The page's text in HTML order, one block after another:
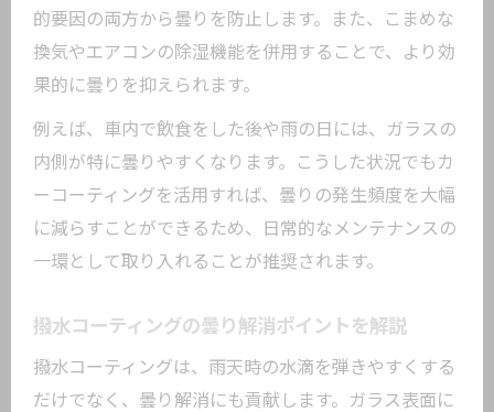
的要因の両方から曇りを防止します。また、こまめな
換気やエアコンの除湿機能を併用することで、より効
果的に曇りを抑えられます。
例えば、車内で飲食をした後や雨の日には、ガラスの
内側が特に曇りやすくなります。こうした状況でもカ
ーコーティングを活用すれば、曇りの発生頻度を大幅
に減らすことができるため、日常的なメンテナンスの
一環として取り入れることが推奨されます。
撥水コーティングの曇り解消ポイントを解説
撥水コーティングは、雨天時の水滴を弾きやすくする
だけでなく、曇り解消にも貢献します。ガラス表面に